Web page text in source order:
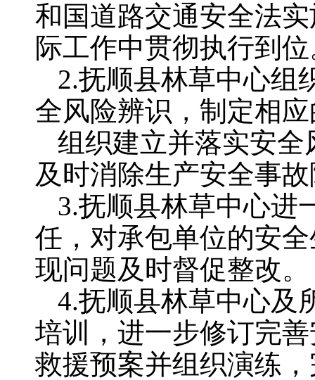
和国道路交通安全法
际工作中贯彻执行到
2.抚顺县林草中心组
全风险辨识，制定相
组织建立并落实安
及时消除生产安全事
3.抚顺县林草中心进
任，对承包单位的安
现问题及时督促整改。
4.抚顺县林草中心及
培训，进一步修订完
救援预案并组织演练